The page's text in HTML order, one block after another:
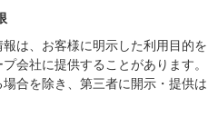
は、お客様に明示した利用目的を
会社に提供することがあります。
合を除き、第三者に開示・提供は